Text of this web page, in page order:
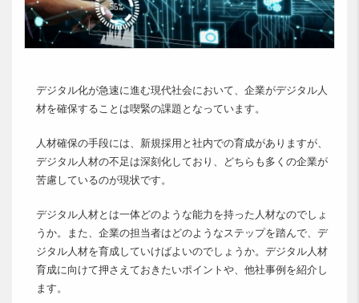
デジタル化が急速に進む現代社会において、企業がデジタル人
材を確保することは喫緊の課題となっています。
人材確保の手段には、新規採用と社内での育成がありますが、
デジタル人材の不足は深刻化しており、どちらも多くの企業が
苦慮しているのが現状です。
デジタル人材とは一体どのような能力を持った人材なのでしょ
うか。また、企業の担当者はどのようなステップを踏んで、デ
ジタル人材を育成していけばよいのでしょうか。デジタル人材
育成に向けて押さえておきたいポイントや、他社事例を紹介し
ます。